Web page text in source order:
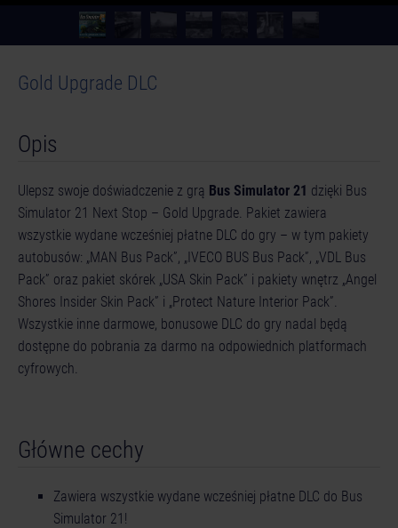
Gold Upgrade DLC
Opis
Ulepsz swoje doświadczenie z grą Bus Simulator 21 dzięki Bus
Simulator 21 Next Stop – Gold Upgrade. Pakiet zawiera
wszystkie wydane wcześniej płatne DLC do gry – w tym pakiety
autobusów: „MAN Bus Pack”, „IVECO BUS Bus Pack”, „VDL Bus
Pack” oraz pakiet skórek „USA Skin Pack” i pakiety wnętrz „Angel
Shores Insider Skin Pack” i „Protect Nature Interior Pack”.
Wszystkie inne darmowe, bonusowe DLC do gry nadal będą
dostępne do pobrania za darmo na odpowiednich platformach
cyfrowych.
Główne cechy
Zawiera wszystkie wydane wcześniej płatne DLC do Bus
Simulator 21!